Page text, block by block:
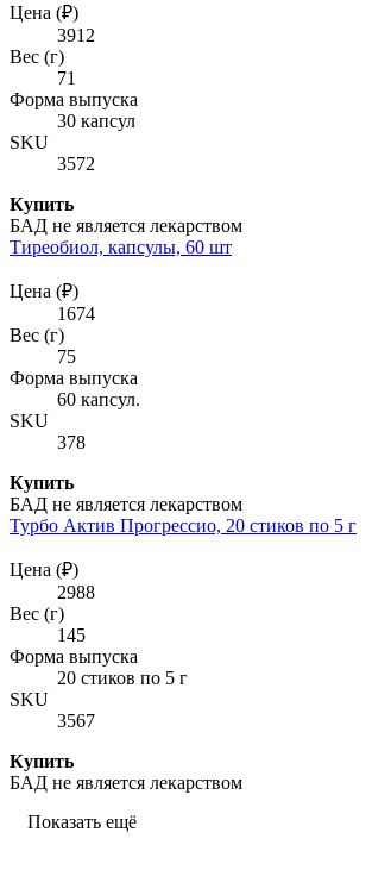
Цена (₽)
3912
Вес (г)
71
Форма выпуска
30 капсул
SKU
3572
Купить
БАД не является лекарством
Тиреобиол, капсулы, 60 шт
Цена (₽)
1674
Вес (г)
75
Форма выпуска
60 капсул.
SKU
378
Купить
БАД не является лекарством
Турбо Актив Прогрессио, 20 стиков по 5 г
Цена (₽)
2988
Вес (г)
145
Форма выпуска
20 стиков по 5 г
SKU
3567
Купить
БАД не является лекарством
Показать ещё